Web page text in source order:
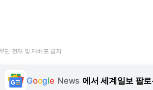
단 전재 및 재배포 금지
Google News 에서 세계일보 팔